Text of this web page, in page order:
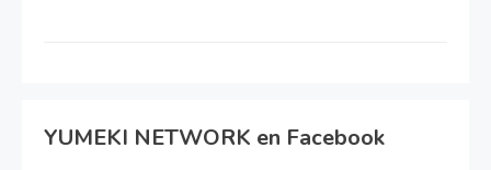
YUMEKI NETWORK en Facebook